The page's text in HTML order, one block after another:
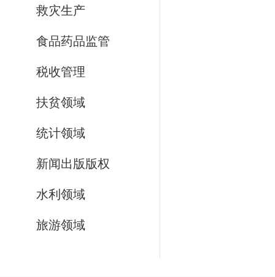
救灾生产
食品药品监管
税收管理
扶贫领域
统计领域
新闻出版版权
水利领域
旅游领域